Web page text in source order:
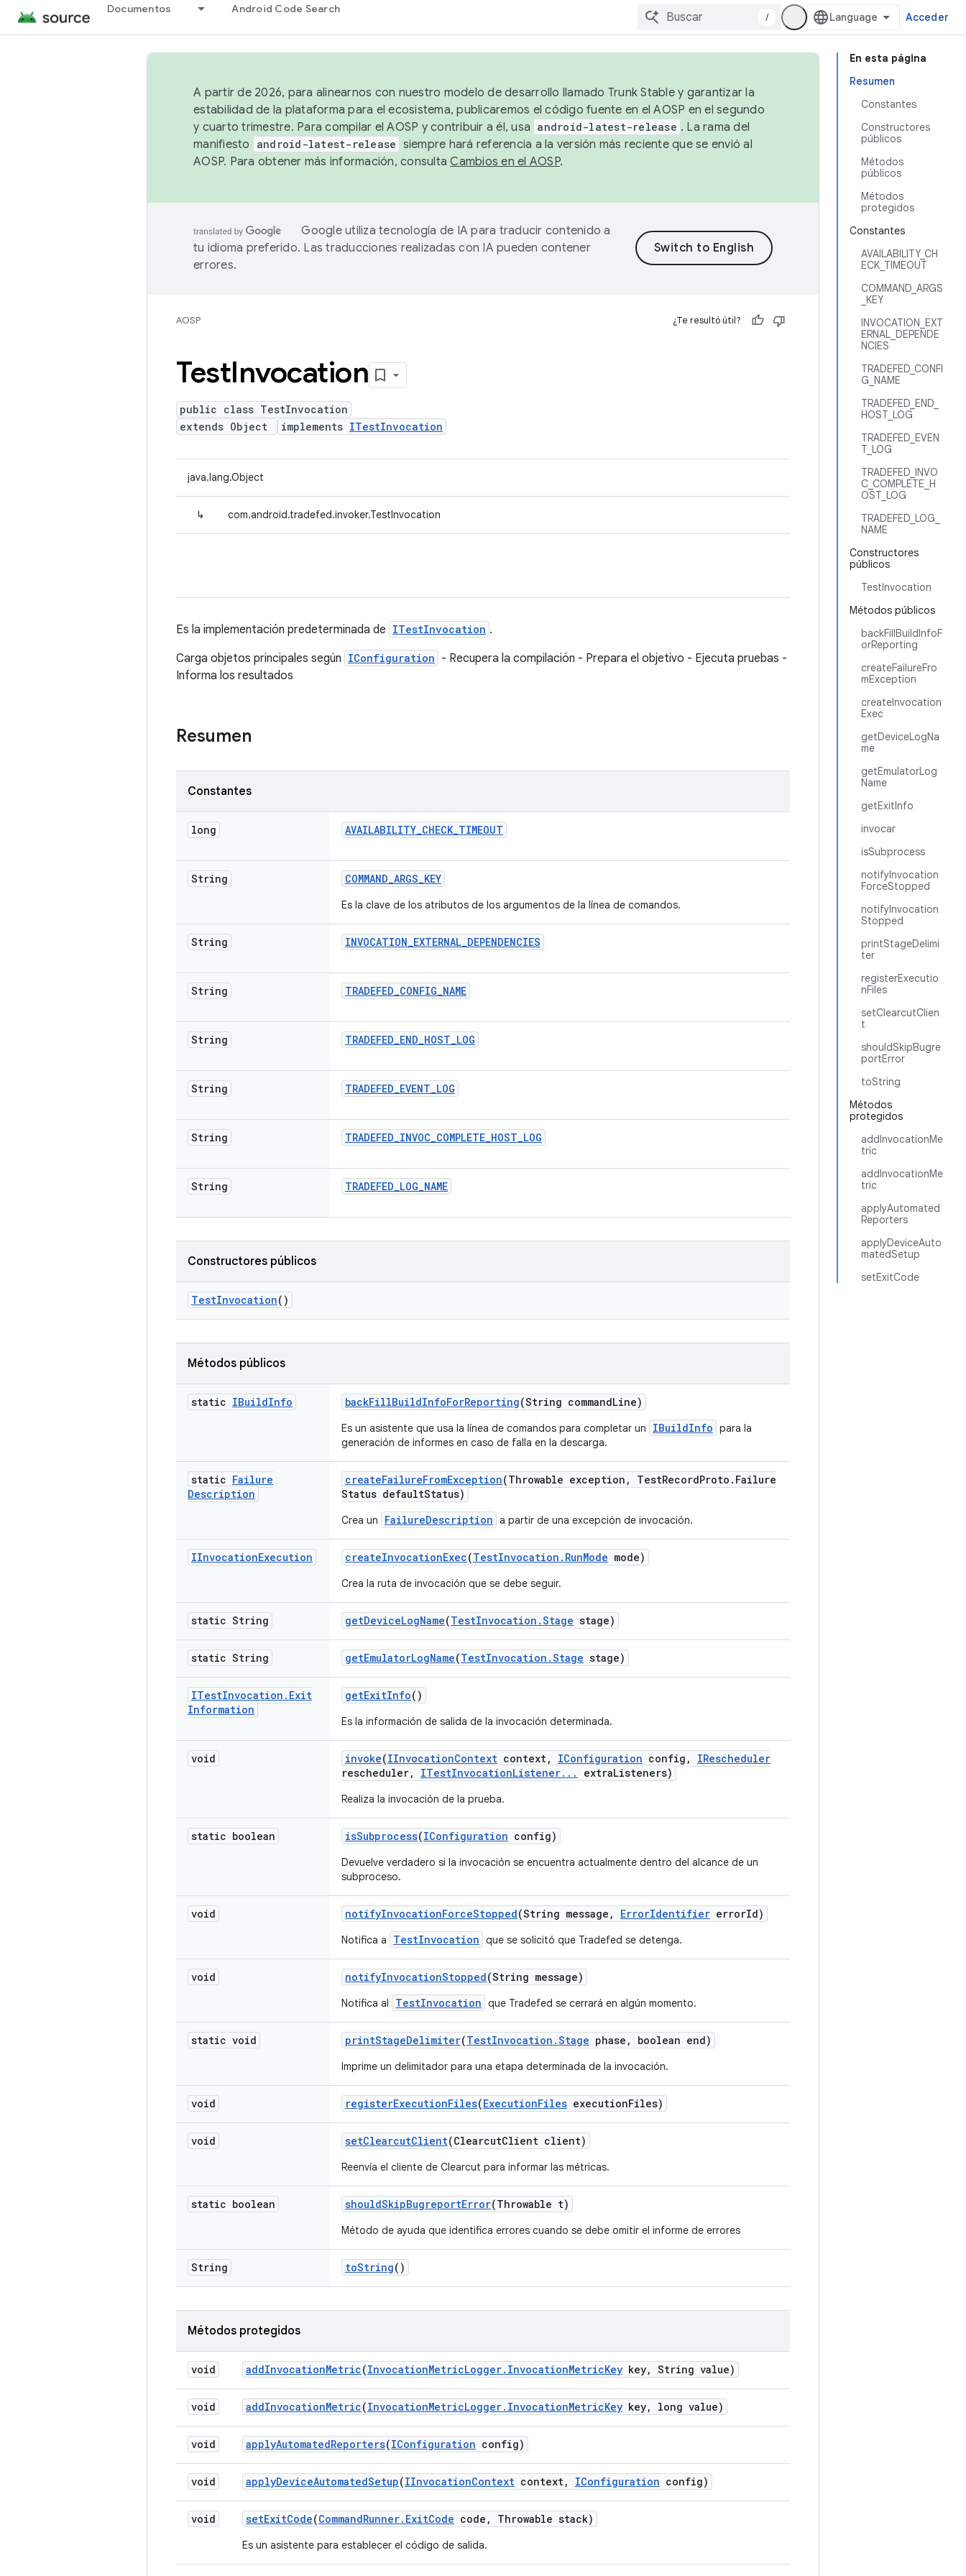
Documentos Android Code Search
/ Acceder
En esta página
Resumen
Constantes
Constructores
públicos
Métodos
públicos
Métodos
protegidos
Constantes
AVAILABILITY_CH
ECK_TIMEOUT
COMMAND_ARGS
_KEY
INVOCATION_EXT
ERNAL_DEPENDE
NCIES
TRADEFED_CONFI
G_NAME
TRADEFED_END_
HOST_LOG
TRADEFED_EVEN
T_LOG
TRADEFED_INVO
C_COMPLETE_H
OST_LOG
TRADEFED_LOG_
NAME
Constructores
públicos
TestInvocation
Métodos públicos
backFillBuildInfoF
orReporting
createFailureFro
mException
createInvocation
Exec
getDeviceLogNa
me
getEmulatorLog
Name
getExitInfo
invocar
isSubprocess
notifyInvocation
ForceStopped
notifyInvocation
Stopped
printStageDelimi
ter
registerExecutio
nFiles
setClearcutClien
t
shouldSkipBugre
portError
toString
Métodos
protegidos
addInvocationMe
tric
addInvocationMe
tric
applyAutomated
Reporters
applyDeviceAuto
matedSetup
setExitCode
A partir de 2026, para alinearnos con nuestro modelo de desarrollo llamado Trunk Stable y garantizar la
estabilidad de la plataforma para el ecosistema, publicaremos el código fuente en el AOSP en el segundo
y cuarto trimestre. Para compilar el AOSP y contribuir a él, usa android-latest-release . La rama del
manifiesto
android-latest-release siempre hará referencia a la versión más reciente que se envió al
AOSP. Para obtener más información, consultaCambios en el AOSP.
Google utiliza tecnología de IA para traducir contenido a
tu idioma preferido. Las traducciones realizadas con IA pueden contener
errores.
AOSP ¿Te resultó útil?
TestInvocation
public class TestInvocation
extends Object
implements ITestInvocation
java.lang.Object
↳ com.android.tradefed.invoker.TestInvocation
Es la implementación predeterminada de ITestInvocation .
Carga objetos principales según IConfiguration - Recupera la compilación - Prepara el objetivo - Ejecuta pruebas -
Informa los resultados
Resumen
Constantes
long AVAILABILITY_CHECK_TIMEOUT
String COMMAND_ARGS_KEY
Es la clave de los atributos de los argumentos de la línea de comandos.
String INVOCATION_EXTERNAL_DEPENDENCIES
String TRADEFED_CONFIG_NAME
String TRADEFED_END_HOST_LOG
String TRADEFED_EVENT_LOG
String TRADEFED_INVOC_COMPLETE_HOST_LOG
String TRADEFED_LOG_NAME
Constructores públicos
TestInvocation()
Métodos públicos
static IBuildInfo backFillBuildInfoForReporting(String commandLine)
Es un asistente que usa la línea de comandos para completar un IBuildInfo para la
generación de informes en caso de falla en la descarga.
static Failure
Description
createFailureFromException(Throwable exception , TestRecordProto . Failure
Status defaultStatus)
Crea un FailureDescription a partir de una excepción de invocación.
IInvocationExecution createInvocationExec(TestInvocation . RunMode mode)
Crea la ruta de invocación que se debe seguir.
static String getDeviceLogName(TestInvocation .Stage stage)
static String getEmulatorLogName(TestInvocation .Stage stage)
ITestInvocation . Exit
Information
getExitInfo()
Es la información de salida de la invocación determinada.
void invoke(IInvocationContext context, IConfiguration config ,
IRescheduler
rescheduler, ITestInvocationListener. . . extraListeners)
Realiza la invocación de la prueba.
static boolean isSubprocess(IConfiguration config)
Devuelve verdadero si la invocación se encuentra actualmente dentro del alcance de un
subproceso.
void notifyInvocationForceStopped(String message , ErrorIdentifier errorId)
Notifica a TestInvocation que se solicitó que Tradefed se detenga.
void notifyInvocationStopped(String message)
Notifica al TestInvocation que Tradefed se cerrará en algún momento.
static void printStageDelimiter(TestInvocation .Stage phase , boolean end)
Imprime un delimitador para una etapa determinada de la invocación.
void registerExecutionFiles(ExecutionFiles executionFiles)
void setClearcutClient(ClearcutClient client)
Reenvía el cliente de Clearcut para informar las métricas.
static boolean shouldSkipBugreportError(Throwable t)
Método de ayuda que identifica errores cuando se debe omitir el informe de errores
String toString()
Métodos protegidos
void addInvocationMetric(InvocationMetricLogger. InvocationMetricKey key, String value)
void addInvocationMetric(InvocationMetricLogger. InvocationMetricKey key, long value)
void applyAutomatedReporters(IConfiguration config)
void applyDeviceAutomatedSetup(IInvocationContext context, IConfiguration config)
void setExitCode(CommandRunner. ExitCode code , Throwable stack)
Es un asistente para establecer el código de salida.